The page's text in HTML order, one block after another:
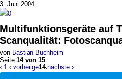
3. Juni 2004
0
Multifunktionsgeräte auf
Scanqualität:
von Bastian Buchheim
Seite 14 von 15
‹ 1.‹ vorherige14.nächste ›